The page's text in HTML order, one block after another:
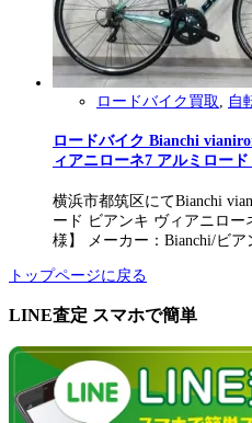
ロードバイク買取 自
ロードバイク Bianchi
ィアニローネ7 アルミロー
横浜市都筑区にてBianchi
ード ビアンキ ヴィアニロ
様】 メーカー：Bianchi/ビ
トップページに戻る
LINE査定 スマホで簡単